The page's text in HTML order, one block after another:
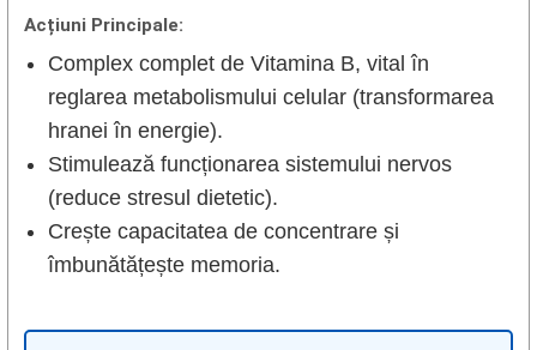
Acțiuni Principale:
Complex complet de Vitamina B, vital în
reglarea metabolismului celular (transformarea
hranei în energie).
Stimulează funcționarea sistemului nervos
(reduce stresul dietetic).
Crește capacitatea de concentrare și
îmbunătățește memoria.